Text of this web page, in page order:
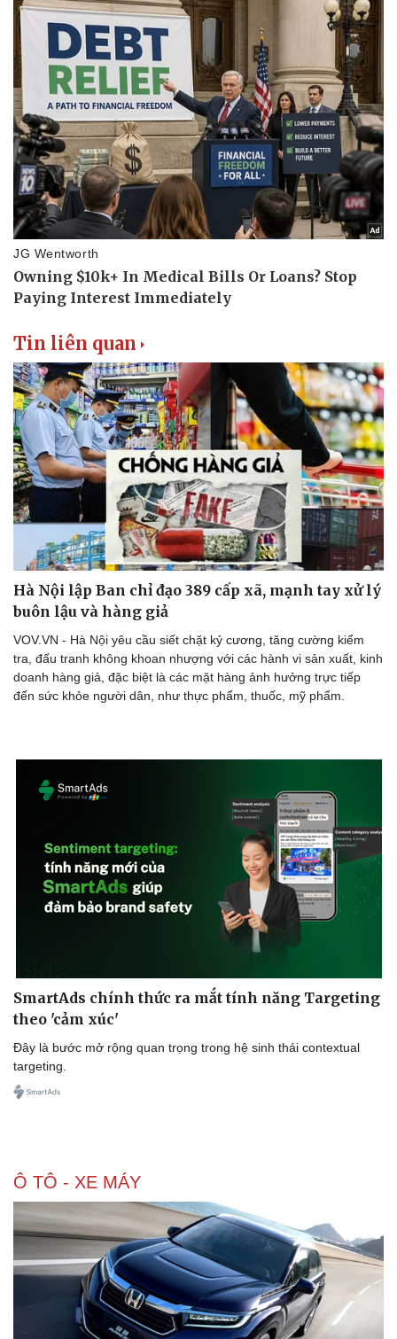
Hậu trường
Doanh nhân
Vì cộng đồng
Tin liên quan
Hà Nội lập Ban chỉ đạo 389 cấp xã, mạnh tay xử lý
buôn lậu và hàng giả
VOV.VN - Hà Nội yêu cầu siết chặt kỷ cương, tăng cường kiểm
tra, đấu tranh không khoan nhượng với các hành vi sản xuất, kinh
doanh hàng giả, đặc biệt là các mặt hàng ảnh hưởng trực tiếp
đến sức khỏe người dân, như thực phẩm, thuốc, mỹ phẩm.
SmartAds chính thức ra mắt tính năng Targeting
theo 'cảm xúc'
Đây là bước mở rộng quan trọng trong hệ sinh thái contextual
targeting.
Ô TÔ - XE MÁY